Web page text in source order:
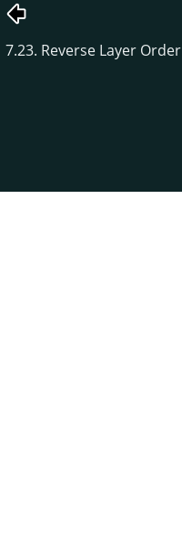
7.23. Reverse Layer Order